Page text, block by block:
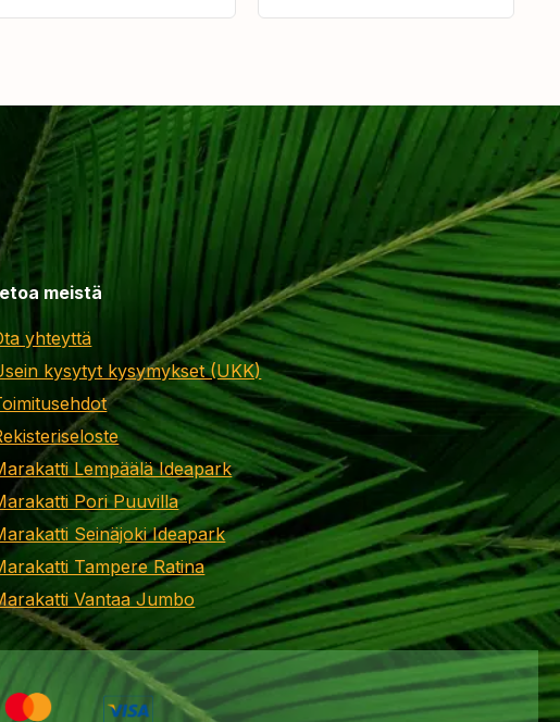
meistä
yhteyttä
kysytyt kysymykset (UKK)
Lempäälä Ideapark
Pori Puuvilla
Seinäjoki Ideapark
Tampere Ratina
Vantaa Jumbo